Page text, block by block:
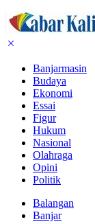
Banjarmasin
Budaya
Ekonomi
Essai
Figur
Hukum
Nasional
Olahraga
Opini
Politik
Balangan
Banjar